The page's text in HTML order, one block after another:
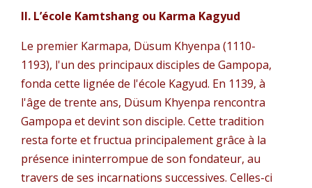
II. L’école Kamtshang ou Karma Kagyud
Le premier Karmapa, Düsum Khyenpa (1110-
1193), l'un des principaux disciples de Gampopa,
fonda cette lignée de l'école Kagyud. En 1139, à
l'âge de trente ans, Düsum Khyenpa rencontra
Gampopa et devint son disciple. Cette tradition
resta forte et fructua principalement grâce à la
présence ininterrompue de son fondateur, au
travers de ses incarnations successives. Celles-ci